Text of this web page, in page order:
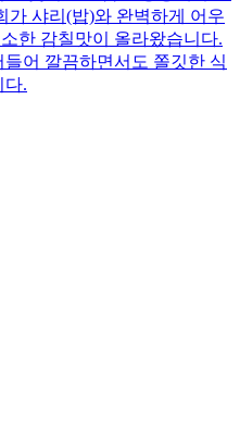
가 샤리(밥)와 완벽하게 어우
한 감칠맛이 올라왔습니다.
어 깔끔하면서도 쫄깃한 식
다.